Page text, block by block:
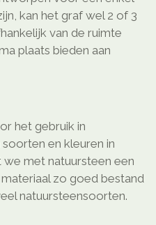
kan het graf wel 2 of 3
van de ruimte
plaats bieden aan
het gebruik in
en kleuren in
met natuursteen een
zo goed bestand
natuursteensoorten.